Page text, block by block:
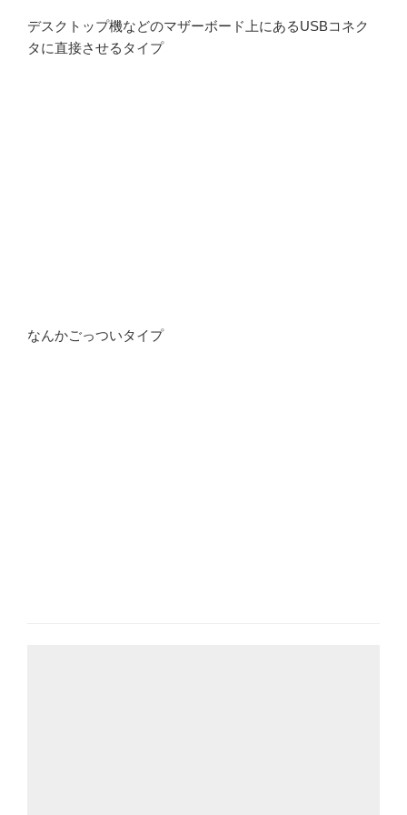
デスクトップ機などのマザーボード上にあるUSBコネク
タに直接させるタイプ
なんかごっついタイプ